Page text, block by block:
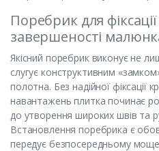
Поребрик для
завершеності
Якісний поребрик виконує не
слугує конструктивним
полотна. Без надійної фіксації
навантажень плитка починає
до утворення широких швів та
Встановлення поребрика є
передує безпосередньому